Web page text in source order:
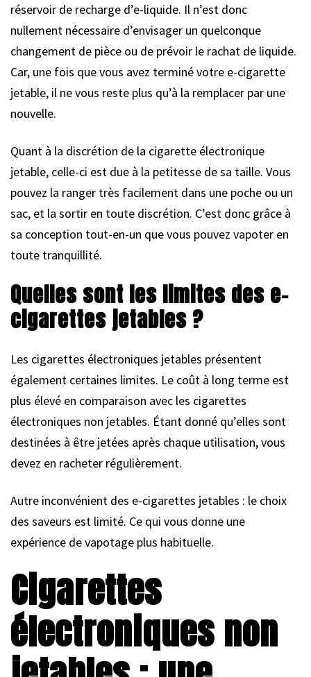
réservoir de recharge d’e-liquide. Il n’est donc
nullement nécessaire d’envisager un quelconque
changement de pièce ou de prévoir le rachat de liquide.
Car, une fois que vous avez terminé votre e-cigarette
jetable, il ne vous reste plus qu’à la remplacer par une
nouvelle.
Quant à la discrétion de la cigarette électronique
jetable, celle-ci est due à la petitesse de sa taille. Vous
pouvez la ranger très facilement dans une poche ou un
sac, et la sortir en toute discrétion. C’est donc grâce à
sa conception tout-en-un que vous pouvez vapoter en
toute tranquillité.
Quelles sont les limites des e-
cigarettes jetables ?
Les cigarettes électroniques jetables présentent
également certaines limites. Le coût à long terme est
plus élevé en comparaison avec les cigarettes
électroniques non jetables. Étant donné qu’elles sont
destinées à être jetées après chaque utilisation, vous
devez en racheter régulièrement.
Autre inconvénient des e-cigarettes jetables : le choix
des saveurs est limité. Ce qui vous donne une
expérience de vapotage plus habituelle.
Cigarettes
électroniques non